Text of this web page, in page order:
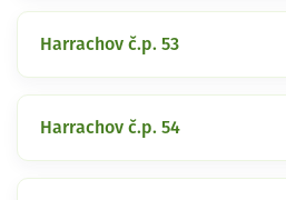
Harrachov č.p. 53
Harrachov č.p. 54